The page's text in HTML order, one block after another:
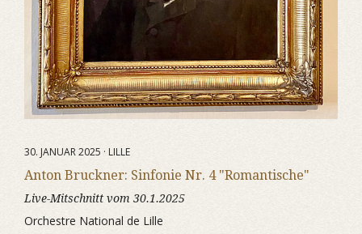
30. JANUAR 2025 · LILLE
Anton Bruckner: Sinfonie Nr. 4 "Romantische"
Live-Mitschnitt vom 30.1.2025
Orchestre National de Lille